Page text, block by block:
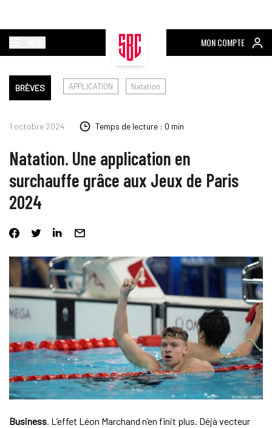
MON COMPTE
BRÈVES APPLICATION Natation
1 octobre 2024 Temps de lecture : 0 min
Natation. Une application en
surchauffe grâce aux Jeux de Paris
2024
Business. L’effet Léon Marchand n’en finit plus. Déjà vecteur